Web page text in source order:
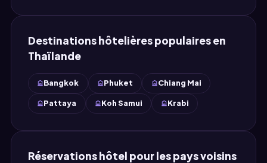
Destinations hôtelières populaires en
Thaïlande
Bangkok Phuket Chiang Mai
Pattaya Koh Samui Krabi
Réservations hôtel pour les pays voisins